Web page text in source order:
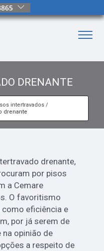
DRENANTE
intertravados
drenante
drenante,
por pisos
a Cemare
O favoritismo
eficiência e
por já serem de
opinião de
a respeito de